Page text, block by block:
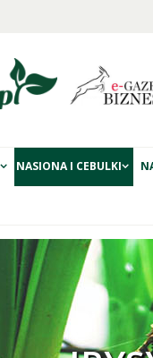
NASIONA I CEBULKI